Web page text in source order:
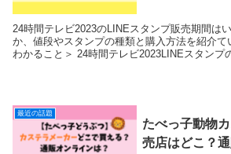
24時間テレビ2023のLINEスタンプ販売期間は
か、値段やスタンプの種類と購入方法を紹介ています。 ＜
わかること＞ 24時間テレビ2023LINEスタンプの 販売期間はいつから
最近の話題
たべっ子動物
売店はどこ？